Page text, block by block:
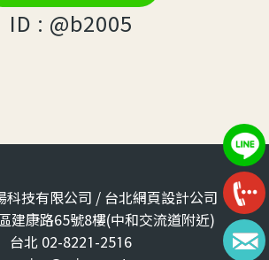
ID : @b2005
科技有限公司 / 台北網頁設計公司
建康路65號8樓(中和交流道附近)
台北 02-8221-2516